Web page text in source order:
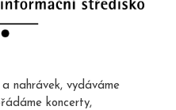
nahrávek, vydáváme
koncerty,